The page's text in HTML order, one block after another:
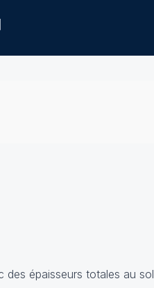
épaisseurs totales au sol